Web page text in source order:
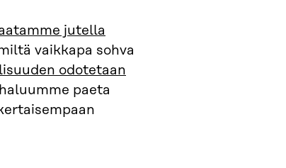
jutella
vaikkapa sohva
odotetaan
paeta